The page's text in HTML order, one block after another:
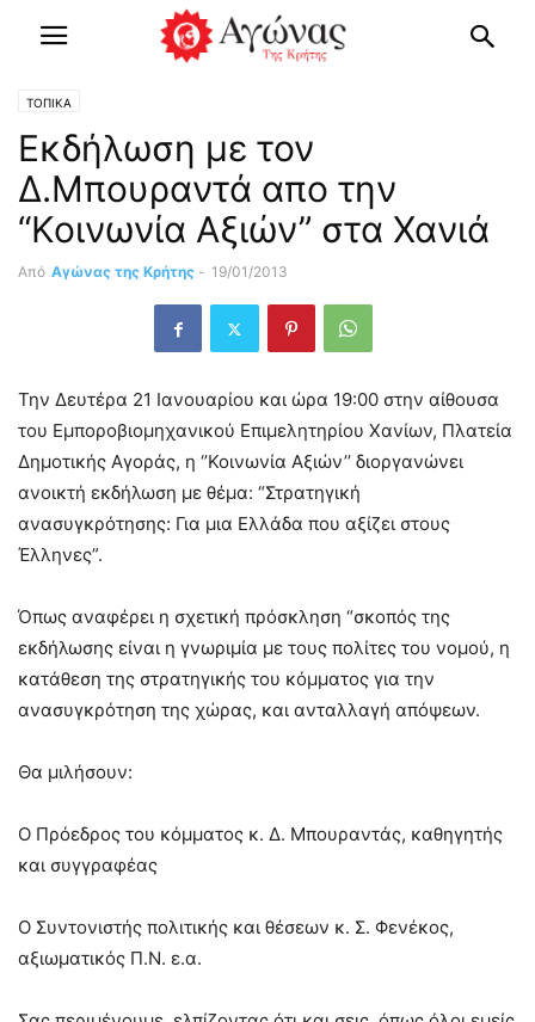
ΤΟΠΙΚΑ
Εκδήλωση με τον
Δ.Μπουραντά απο την
“Κοινωνία Αξιών” στα Χανιά
Από Αγώνας της Κρήτης - 19/01/2013
Την Δευτέρα 21 Ιανουαρίου και ώρα 19:00 στην αίθουσα
του Εμποροβιομηχανικού Επιμελητηρίου Χανίων, Πλατεία
Δημοτικής Αγοράς, η ‘’Κοινωνία Αξιών’’ διοργανώνει
ανοικτή εκδήλωση με θέμα: “Στρατηγική
ανασυγκρότησης: Για μια Ελλάδα που αξίζει στους
Έλληνες”.
Όπως αναφέρει η σχετική πρόσκληση “σκοπός της
εκδήλωσης είναι η γνωριμία με τους πολίτες του νομού, η
κατάθεση της στρατηγικής του κόμματος για την
ανασυγκρότηση της χώρας, και ανταλλαγή απόψεων.
Θα μιλήσουν:
Ο Πρόεδρος του κόμματος κ. Δ. Μπουραντάς, καθηγητής
και συγγραφέας
Ο Συντονιστής πολιτικής και θέσεων κ. Σ. Φενέκος,
αξιωματικός Π.Ν. ε.α.